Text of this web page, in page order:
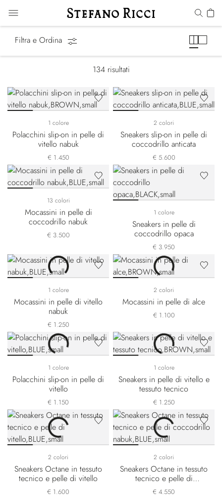
Filtra e Ordina
134 risultati
1 colore
Polacchini slip-on in pelle di
vitello nabuk
€ 1.450
2 colori
Sneakers slip-on in pelle di
coccodrillo anticata
€ 5.600
13 colori
Mocassini in pelle di
coccodrillo nabuk
€ 3.500
1 colore
Sneakers in pelle di
coccodrillo opaca
€ 3.950
1 colore
Mocassini in pelle di vitello
nabuk
€ 1.250
2 colori
Mocassini in pelle di alce
€ 1.100
1 colore
Polacchini slip-on in pelle di
vitello
€ 1.150
1 colore
Sneakers in pelle di vitello e
tessuto tecnico
€ 1.250
2 colori
Sneakers Octane in tessuto
tecnico e pelle di vitello
€ 1.600
2 colori
Sneakers Octane in tessuto
tecnico e pelle di
coccodrillo nabuk
€ 4.550